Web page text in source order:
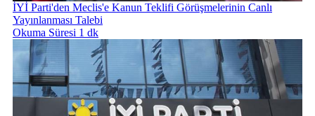
İYİ Parti'den Meclis'e Kanun Teklifi Görüşmelerinin Canlı
Yayınlanması Talebi
Okuma Süresi 1 dk